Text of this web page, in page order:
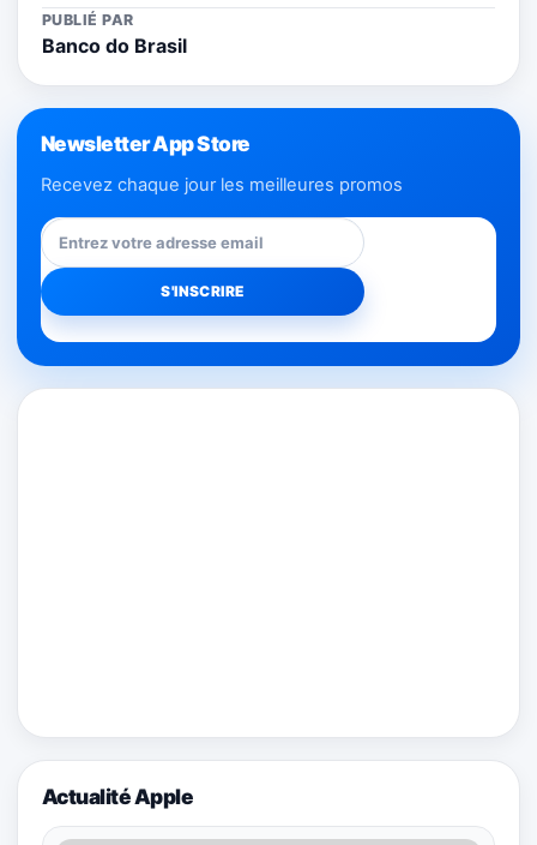
PUBLIÉ PAR
Banco do Brasil
Newsletter App Store
Recevez chaque jour les meilleures promos
Actualité Apple